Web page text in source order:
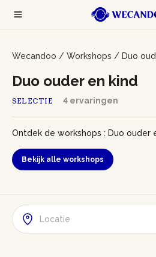
Wecandoo / Workshops / Duo
SELECTIE 4 ervaringen
Duo ouder en kind
Ontdek de workshops : Duo ouder
Bekijk alle workshops